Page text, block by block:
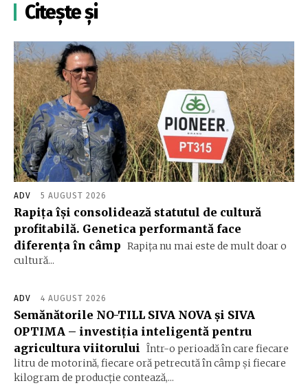
Citește și
ADV 5 AUGUST 2026
Rapița își consolidează statutul de cultură
profitabilă. Genetica performantă face
diferența în câmp Rapița nu mai este de mult doar o
cultură...
ADV 4 AUGUST 2026
Semănătorile NO-TILL SIVA NOVA și SIVA
OPTIMA – investiția inteligentă pentru
agricultura viitorului Într-o perioadă în care fiecare
litru de motorină, fiecare oră petrecută în câmp și fiecare
kilogram de producție contează,...